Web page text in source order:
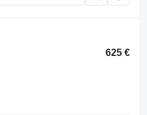
625 €